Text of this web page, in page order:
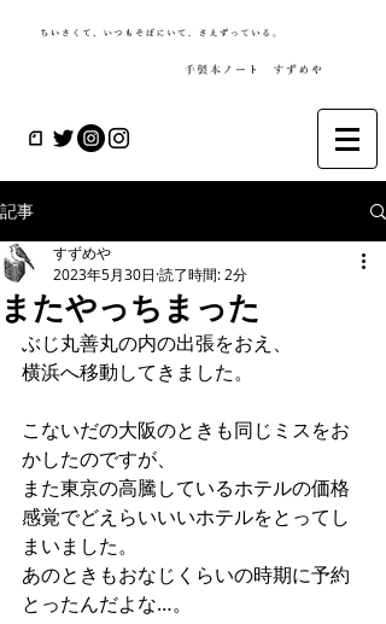
記事
またやっちまった
すずめや
2023年5月30日 読了時間: 2分
ぶじ丸善丸の内の出張をおえ、
横浜へ移動してきました。
こないだの大阪のときも同じミスをお
かしたのですが、
また東京の高騰しているホテルの価格
感覚でどえらいいいホテルをとってし
まいました。
あのときもおなじくらいの時期に予約
とったんだよな…。